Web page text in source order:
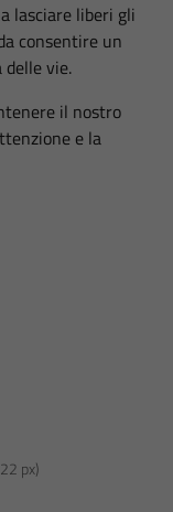
lasciare liberi gli
consentire un
vie.
il nostro
e la
px)